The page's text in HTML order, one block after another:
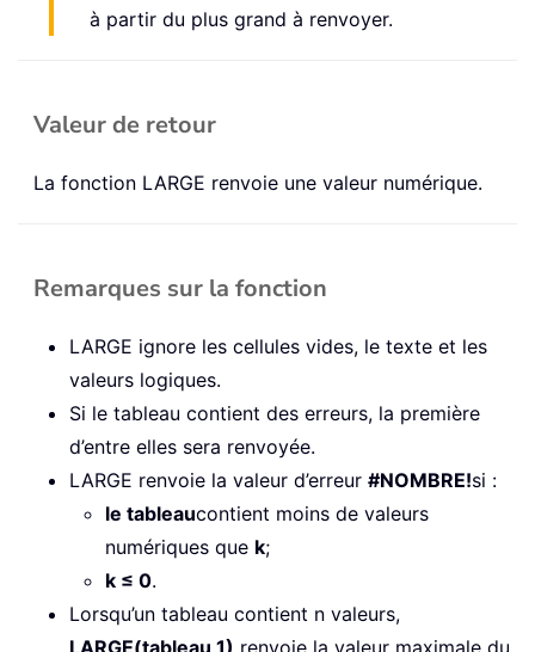
à partir du plus grand à renvoyer.
Valeur de retour
La fonction LARGE renvoie une valeur numérique.
Remarques sur la fonction
LARGE ignore les cellules vides, le texte et les
valeurs logiques.
Si le tableau contient des erreurs, la première
d’entre elles sera renvoyée.
LARGE renvoie la valeur d’erreur #NOMBRE!si :
le tableaucontient moins de valeurs
numériques que k;
k ≤ 0.
Lorsqu’un tableau contient n valeurs,